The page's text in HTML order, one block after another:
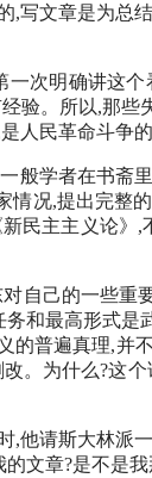
,写文章是为
次明确讲这
验。所以,那
人民革命斗争
般学者在书斋
情况,提出完
民主主义论
自己的一些
和最高形式
的普遍真理,
。为什么?这
,他请斯大林
文章?是不是